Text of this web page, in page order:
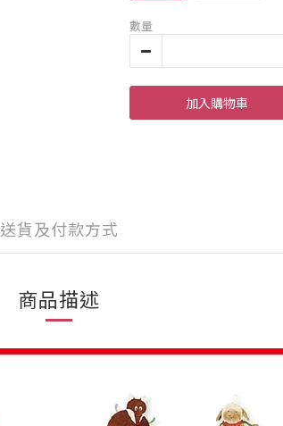
數量
加入購物車
送貨及付款方式
商品描述